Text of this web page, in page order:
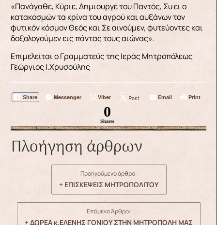
«Πανάγαθε, Κύριε, Δημιουργέ του Παντός, Συ ει ο
κατακοσμών τα κρίνα του αγρού και αυξάνων τον
φυτικόν κόσμον Θεός και Σε αινούμεν, φυτεύοντες και
δοξολογούμεν εις πάντας τους αιώνας».
Επιμελείται ο Γραμματεύς της Ιεράς Μητροπόλεως
Γεώργιος Ι.Χρυσούλης
Share Messenger Viber Post Email Print
0
Shares
Πλοήγηση άρθρων
Προηγούμενο άρθρο:
+ ΕΠΙΣΚΕΨΕΙΣ ΜΗΤΡΟΠΟΛΙΤΟΥ
Επόμενο Άρθρο:
+ ΔΩΡΕΑ κ.ΕΛΕΝΗΣ ΓΟΝΙΟΥ ΣΤΗΝ ΜΗΤΡΟΠΟΛΗ ΜΑΣ